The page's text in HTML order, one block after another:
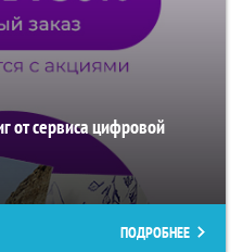
от сервиса цифровой
ПОДРОБНЕЕ